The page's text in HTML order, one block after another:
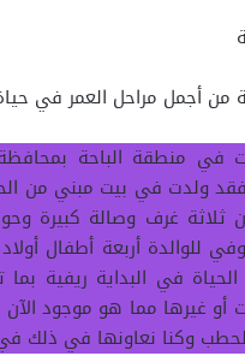
من أجمل مراحل العمر في
في منطقة الباحة
ولدت في بيت مبني من
ثلاثة غرف وصالة كبيرة
للوالدة أربعة أطفال
الحياة في البداية ريفية
أو غيرها مما هو موجود الآن
وكنا نعاونها في ذلك